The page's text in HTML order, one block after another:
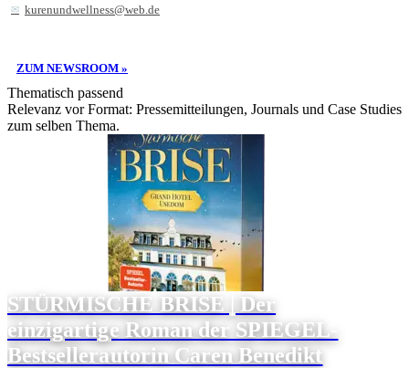
kurenundwellness@web.de
ZUM NEWSROOM »
Thematisch passend
Relevanz vor Format: Pressemitteilungen, Journals und Case Studies
zum selben Thema.
STÜRMISCHE BRISE | Der
einzigartige Roman der SPIEGEL-
Bestsellerautorin Caren Benedikt